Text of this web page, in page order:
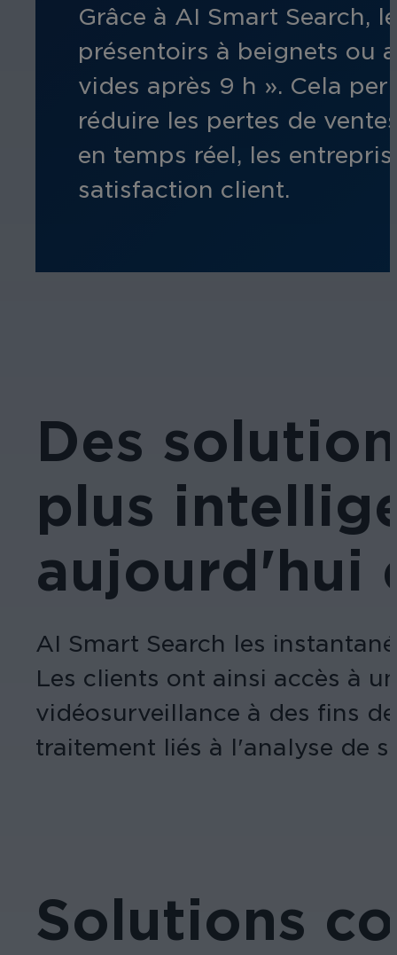
Grâce à AI Smart Search,
présentoirs à beignets ou
vides après 9 h ». Cela
réduire les pertes de
en temps réel, les
satisfaction client.
Des
plus
aujourd'hui
AI Smart Search les
Les clients ont ainsi accès à
vidéosurveillance à des fins
traitement liés à l'analyse de
Solutions